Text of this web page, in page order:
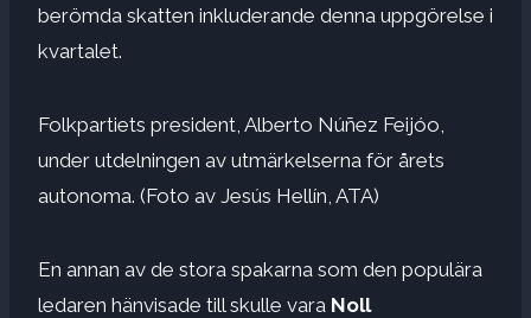
berömda skatten inkluderande denna uppgörelse i
kvartalet.
Folkpartiets president, Alberto Núñez Feijóo,
under utdelningen av utmärkelserna för årets
autonoma. (Foto av Jesús Hellín, ATA)
En annan av de stora spakarna som den populära
ledaren hänvisade till skulle vara Noll